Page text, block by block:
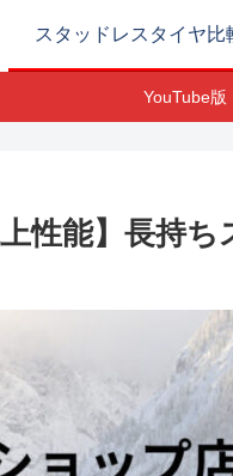
スタッドレスタイヤ比
YouTube版
性能】長持